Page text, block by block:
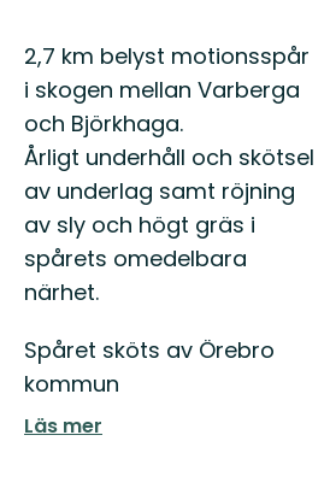
Beskrivning
2,7 km belyst motionsspår
i skogen mellan Varberga
och Björkhaga.
Årligt underhåll och skötsel
av underlag samt röjning
av sly och högt gräs i
spårets omedelbara
närhet.
Spåret sköts av Örebro
kommun
Läs mer